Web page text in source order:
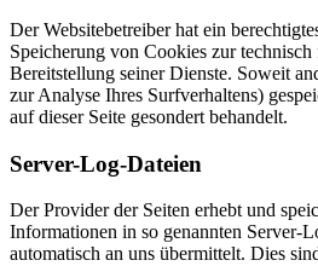
Der Websitebetreiber hat ein
Speicherung von Cookies zur
Bereitstellung seiner Dienste. Soweit
zur Analyse Ihres Surfverhaltens)
auf dieser Seite gesondert behandelt.
Server-Log-Dateien
Der Provider der Seiten erhebt und
Informationen in so genannten Server-
automatisch an uns übermittelt. Dies